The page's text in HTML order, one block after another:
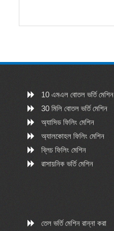
10 এমএল বোতল ভর্তি মেশিন
30 মিলি বোতল ভর্তি মেশিন
অ্যাসিড ফিলিং মেশিন
অ্যালকোহল ফিলিং মেশিন
ব্লিচ ফিলিং মেশিন
রাসায়নিক ভর্তি মেশিন
তেল ভর্তি মেশিন রান্না করা